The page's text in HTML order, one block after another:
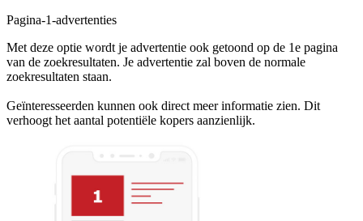
Pagina-1-advertenties
Met deze optie wordt je advertentie ook getoond op de 1e pagina
van de zoekresultaten. Je advertentie zal boven de normale
zoekresultaten staan.
Geïnteresseerden kunnen ook direct meer informatie zien. Dit
verhoogt het aantal potentiële kopers aanzienlijk.